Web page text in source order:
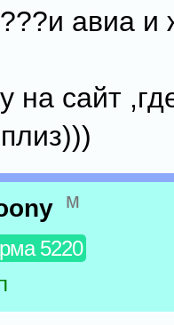
авиа и
на сайт
м
5220